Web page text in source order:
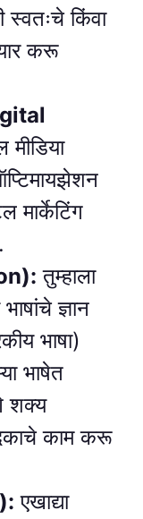
किंवा
करू
मार्केटिंग
तुम्हाला
ज्ञान
भाषा)
भाषेत
शक्य
काम करू
एखाद्या